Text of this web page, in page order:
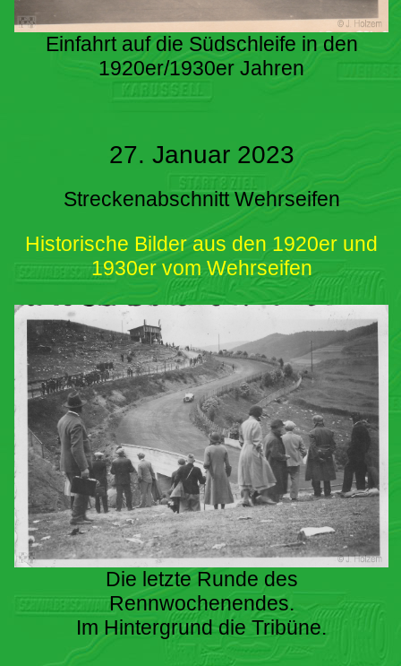
Einfahrt auf die Südschleife in den
1920er/1930er Jahren
27. Januar 2023
Streckenabschnitt Wehrseifen
Historische Bilder aus den 1920er und
1930er vom Wehrseifen
Die letzte Runde des
Rennwochenendes.
Im Hintergrund die Tribüne.